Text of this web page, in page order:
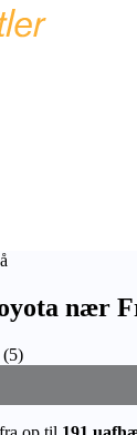
nær
(5)